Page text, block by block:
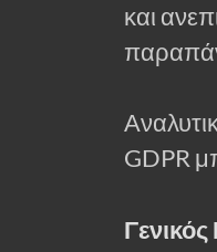
και
GDPR